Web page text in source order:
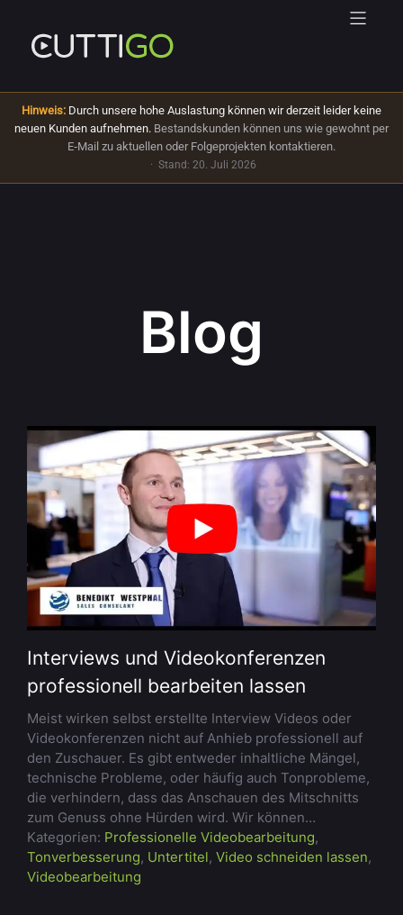
Hinweis: Durch unsere hohe Auslastung können wir derzeit leider keine
neuen Kunden aufnehmen. Bestandskunden können uns wie gewohnt per
E‑Mail zu aktuellen oder Folgeprojekten kontaktieren.
· Stand: 20. Juli 2026
Blog
Interviews und Videokonferenzen
professionell bearbeiten lassen
Meist wirken selbst erstellte Interview Videos oder
Videokonferenzen nicht auf Anhieb professionell auf
den Zuschauer. Es gibt entweder inhaltliche Mängel,
technische Probleme, oder häufig auch Tonprobleme,
die verhindern, dass das Anschauen des Mitschnitts
zum Genuss ohne Hürden wird. Wir können…
Kategorien: Professionelle Videobearbeitung,
Tonverbesserung, Untertitel, Video schneiden lassen,
Videobearbeitung